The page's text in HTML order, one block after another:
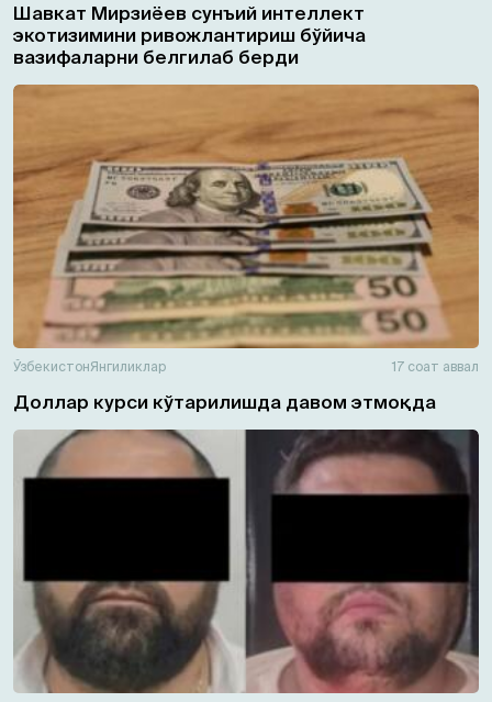
Шавкат Мирзиёев сунъий интеллект
экотизимини ривожлантириш бўйича
вазифаларни белгилаб берди
ЎзбекистонЯнгиликлар 17 соат аввал
Доллар курси кўтарилишда давом этмоқда